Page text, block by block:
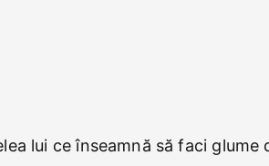
lui ce înseamnă să faci